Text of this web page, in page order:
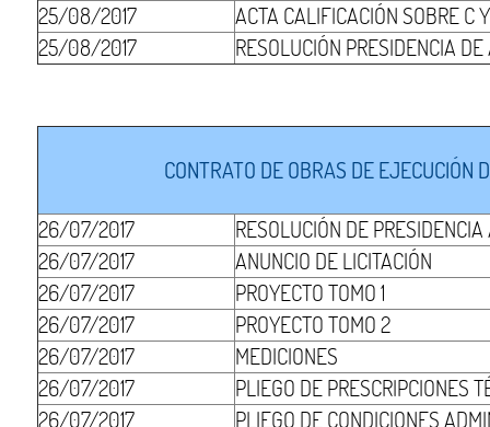
25/08/2017
ACTA CALIFICACIÓN SOBRE C
25/08/2017
RESOLUCIÓN PRESIDENCIA
CONTRATO DE OBRAS DE
26/07/2017
RESOLUCIÓN DE
26/07/2017
ANUNCIO DE LICITACIÓN
26/07/2017
PROYECTO TOMO 1
26/07/2017
PROYECTO TOMO 2
26/07/2017
MEDICIONES
26/07/2017
PLIEGO DE PRESCRIPCIONES
26/07/2017
PLIEGO DE CONDICIONES